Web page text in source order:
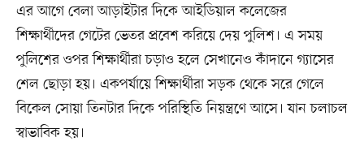
এর আগে বেলা আড়াইটার দিকে আইডিয়াল কলেজের
শিক্ষার্থীদের গেটের ভেতর প্রবেশ করিয়ে দেয় পুলিশ। এ সময়
পুলিশের ওপর শিক্ষার্থীরা চড়াও হলে সেখানেও কাঁদানে গ্যাসের
শেল ছোড়া হয়। একপর্যায়ে শিক্ষার্থীরা সড়ক থেকে সরে গেলে
বিকেল সোয়া তিনটার দিকে পরিস্থিতি নিয়ন্ত্রণে আসে। যান চলাচল
স্বাভাবিক হয়।